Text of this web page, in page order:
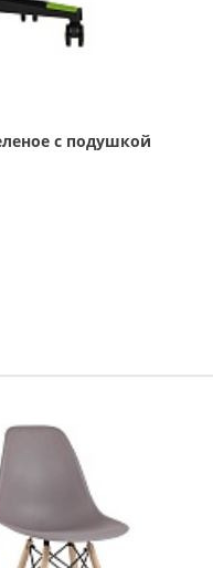
с подушкой